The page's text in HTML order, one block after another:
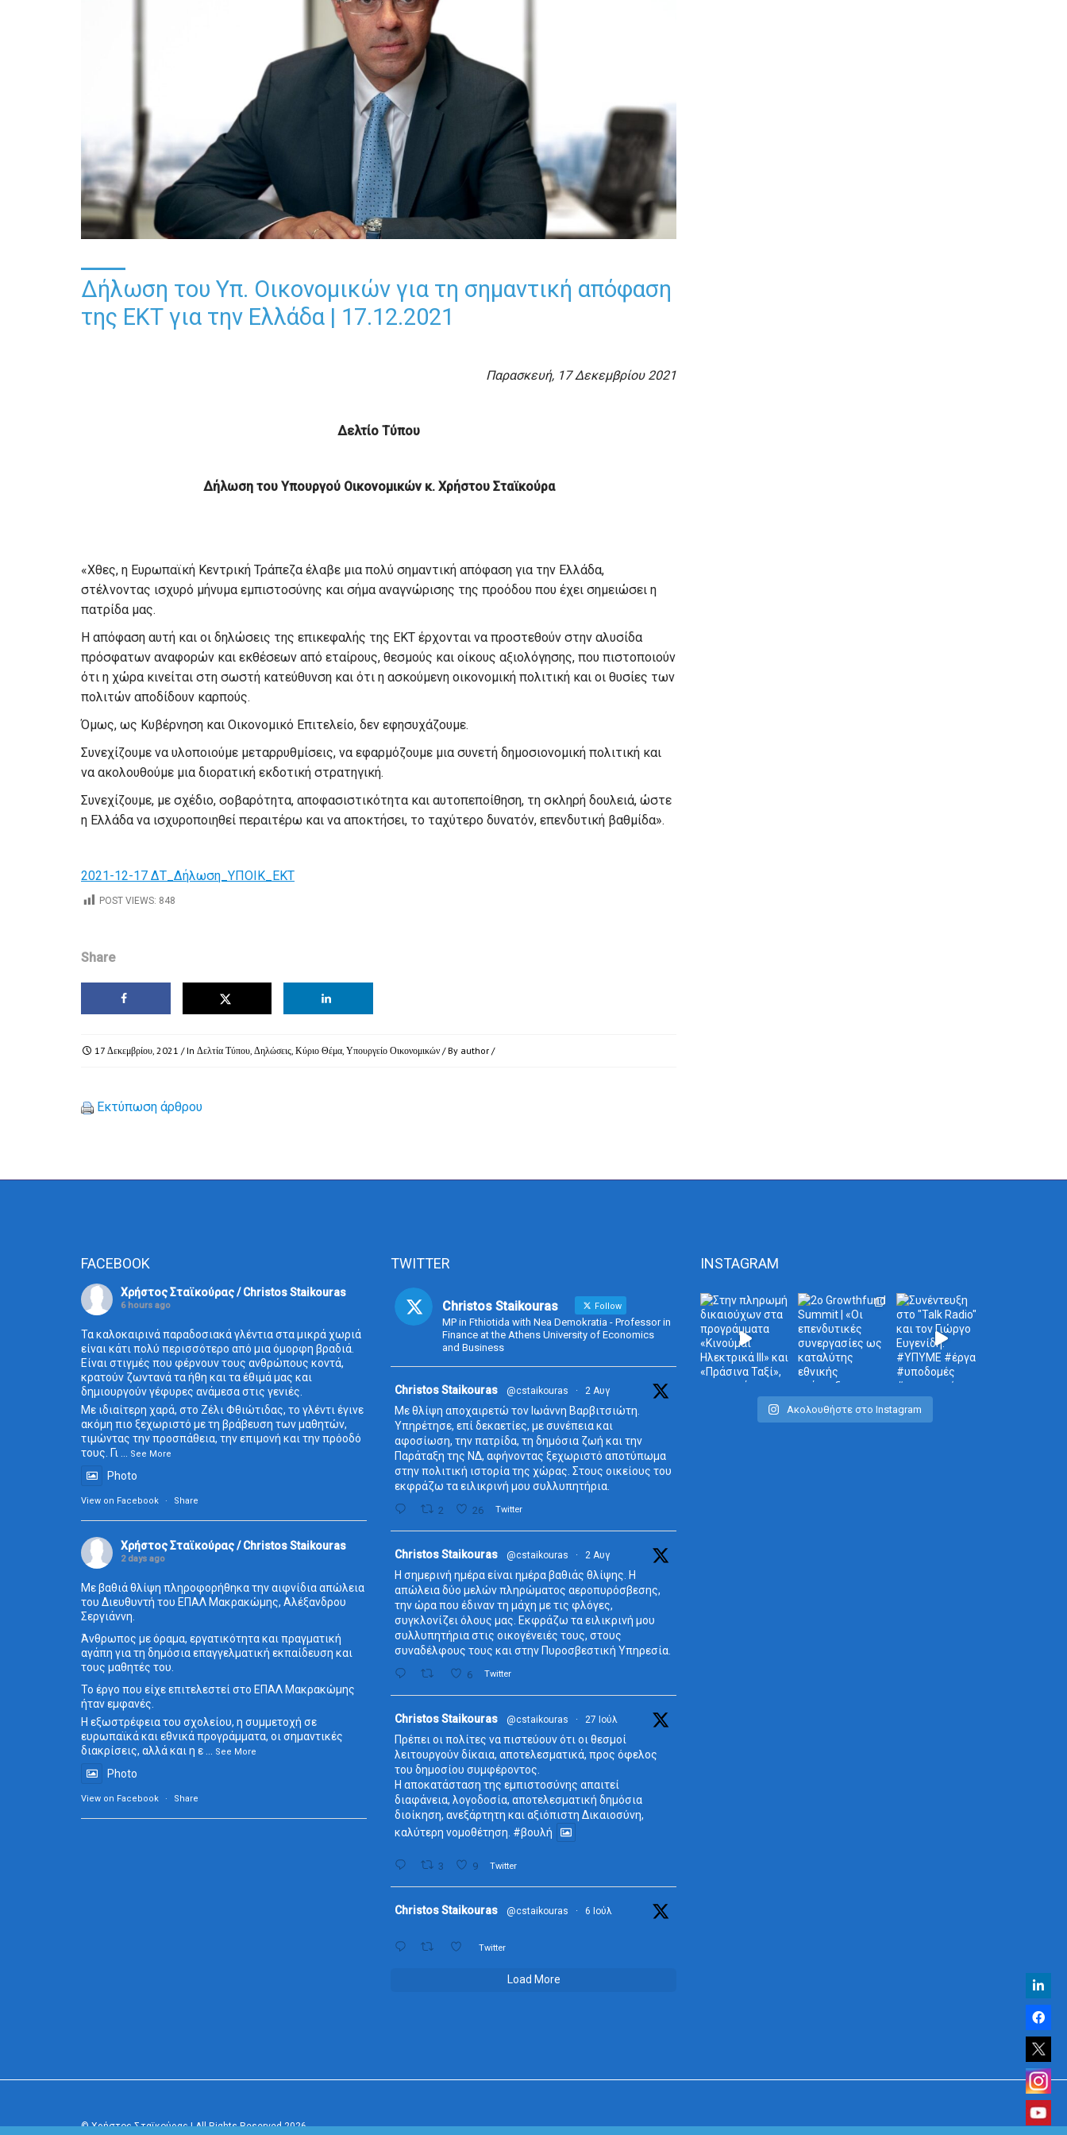
Δήλωση του Υπ. Οικονομικών για τη σημαντική απόφαση
της ΕΚΤ για την Ελλάδα | 17.12.2021
Παρασκευή, 17 Δεκεμβρίου 2021
Δελτίο Τύπου
Δήλωση του Υπουργού Οικονομικών κ. Χρήστου Σταϊκούρα
«Χθες, η Ευρωπαϊκή Κεντρική Τράπεζα έλαβε μια πολύ σημαντική απόφαση για την Ελλάδα,
στέλνοντας ισχυρό μήνυμα εμπιστοσύνης και σήμα αναγνώρισης της προόδου που έχει σημειώσει η
πατρίδα μας.
Η απόφαση αυτή και οι δηλώσεις της επικεφαλής της ΕΚΤ έρχονται να προστεθούν στην αλυσίδα
πρόσφατων αναφορών και εκθέσεων από εταίρους, θεσμούς και οίκους αξιολόγησης, που πιστοποιούν
ότι η χώρα κινείται στη σωστή κατεύθυνση και ότι η ασκούμενη οικονομική πολιτική και οι θυσίες των
πολιτών αποδίδουν καρπούς.
Όμως, ως Κυβέρνηση και Οικονομικό Επιτελείο, δεν εφησυχάζουμε.
Συνεχίζουμε να υλοποιούμε μεταρρυθμίσεις, να εφαρμόζουμε μια συνετή δημοσιονομική πολιτική και
να ακολουθούμε μια διορατική εκδοτική στρατηγική.
Συνεχίζουμε, με σχέδιο, σοβαρότητα, αποφασιστικότητα και αυτοπεποίθηση, τη σκληρή δουλειά, ώστε
η Ελλάδα να ισχυροποιηθεί περαιτέρω και να αποκτήσει, το ταχύτερο δυνατόν, επενδυτική βαθμίδα».
2021-12-17 ΔΤ_Δήλωση_ΥΠΟΙΚ_ΕΚΤ
POST VIEWS: 848
Share
17 Δεκεμβρίου, 2021 / In Δελτία Τύπου Δηλώσεις Κύριο Θέμα Υπουργείο Οικονομικών / By author /
Εκτύπωση άρθρου
FACEBOOK
Χρήστος Σταϊκούρας / Christos Staikouras
6 hours ago
Τα καλοκαιρινά παραδοσιακά γλέντια στα μικρά χωριά
είναι κάτι πολύ περισσότερο από μια όμορφη βραδιά.
Είναι στιγμές που φέρνουν τους ανθρώπους κοντά,
κρατούν ζωντανά τα ήθη και τα έθιμά μας και
δημιουργούν γέφυρες ανάμεσα στις γενιές.
Με ιδιαίτερη χαρά, στο Ζέλι Φθιώτιδας, το γλέντι έγινε
ακόμη πιο ξεχωριστό με τη βράβευση των μαθητών,
τιμώντας την προσπάθεια, την επιμονή και την πρόοδό
τους. Γι
See More
Photo
View on Facebook · Share
Χρήστος Σταϊκούρας / Christos Staikouras
2 days ago
Με βαθιά θλίψη πληροφορήθηκα την αιφνίδια απώλεια
του Διευθυντή του ΕΠΑΛ Μακρακώμης, Αλέξανδρου
Σεργιάννη.
Άνθρωπος με όραμα, εργατικότητα και πραγματική
αγάπη για τη δημόσια επαγγελματική εκπαίδευση και
τους μαθητές του.
Το έργο που είχε επιτελεστεί στο ΕΠΑΛ Μακρακώμης
ήταν εμφανές.
Η εξωστρέφεια του σχολείου, η συμμετοχή σε
ευρωπαϊκά και εθνικά προγράμματα, οι σημαντικές
διακρίσεις, αλλά και η ε
See More
Photo
View on Facebook · Share
TWITTER
Christos Staikouras Follow
MP in Fthiotida with Nea Demokratia - Professor in
Finance at the Athens University of Economics
and Business
r
Christos Staikouras @cstaikouras · 2 Αυγ
Με θλίψη αποχαιρετώ τον Ιωάννη Βαρβιτσιώτη.
Υπηρέτησε, επί δεκαετίες, με συνέπεια και
αφοσίωση, την πατρίδα, τη δημόσια ζωή και την
Παράταξη της ΝΔ, αφήνοντας ξεχωριστό αποτύπωμα
στην πολιτική ιστορία της χώρας. Στους οικείους του
εκφράζω τα ειλικρινή μου συλλυπητήρια.
2 26 Twitter
Christos Staikouras @cstaikouras · 2 Αυγ
Η σημερινή ημέρα είναι ημέρα βαθιάς θλίψης. Η
απώλεια δύο μελών πληρώματος αεροπυρόσβεσης,
την ώρα που έδιναν τη μάχη με τις φλόγες,
συγκλονίζει όλους μας. Εκφράζω τα ειλικρινή μου
συλλυπητήρια στις οικογένειές τους, στους
συναδέλφους τους και στην Πυροσβεστική Υπηρεσία.
6 Twitter
Christos Staikouras @cstaikouras · 27 Ιούλ
Πρέπει οι πολίτες να πιστεύουν ότι οι θεσμοί
λειτουργούν δίκαια, αποτελεσματικά, προς όφελος
του δημοσίου συμφέροντος.
Η αποκατάσταση της εμπιστοσύνης απαιτεί
διαφάνεια, λογοδοσία, αποτελεσματική δημόσια
διοίκηση, ανεξάρτητη και αξιόπιστη Δικαιοσύνη,
καλύτερη νομοθέτηση. #βουλή
3 9 Twitter
Christos Staikouras @cstaikouras · 6 Ιούλ
Twitter
Load More
INSTAGRAM
Ακολουθήστε στο Instagram
© Χρήστος Σταϊκούρας | All Rights Reserved 2026